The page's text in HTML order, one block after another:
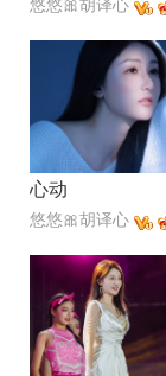
悠悠🎀胡译心
心动
悠悠🎀胡译心